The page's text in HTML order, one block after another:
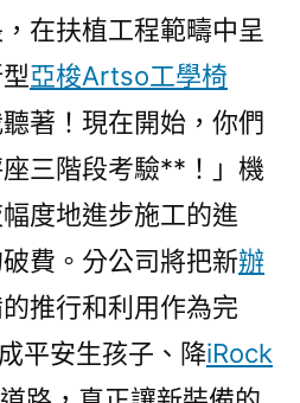
在扶植工程範疇中呈
亞梭Artso工學椅
聽著！現在開始，你們
三階段考驗**！」機
度地進步施工的進
費。分公司將把新辦
推行和利用作為完
成平安生孩子、降iRock